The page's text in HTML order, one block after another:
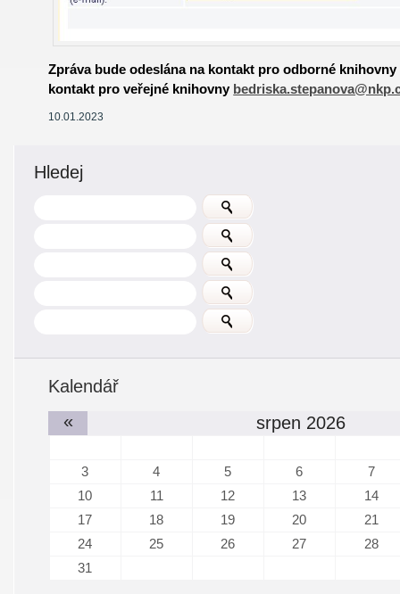
Zpráva bude odeslána na kontakt pro odborné knihovny
kontakt pro veřejné knihovny
10.01.2023
Hledej
Kalendář
«
srpen 2026
3 4 5 6
7
10
11 12 13
14
17
18 19 20
21
24
25 26 27
28
31